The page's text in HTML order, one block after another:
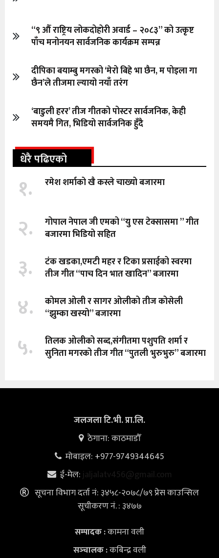
“९ औँ राष्ट्रिय लोकदोहोरी अवार्ड – २०८३” को उत्कृष्ट
पाँच मनोनयन सार्वजनिक कार्यक्रम सम्पन्न
दीपिका बयाम्बु मगरको ‘मेरो बिहे भा छैन, म पोइला गा
छैन’ले तीजमा ल्यायो नयाँ तरंग
‘बाडुली हरर’ तीज गीतको पोस्टर सार्वजनिक, केही
समयमै गित, भिडियो सार्वजनिक हुँदै
धेरै पढिएको
१. रमेश शर्माको खै कस्ले चाख्यो बजारमा
२.
गोपाल नेपाल जी एमको “यु एस टेक्सासमा ” गीत
बजारमा भिडियो सहित
३.
टंक खडका,एमटी महर र टिका प्रसाईको स्वरमा
तीज गीत “पाच दिन भात खादिन” बजारमा
४.
कोमल ओली र सागर ओलीको तीज कोसेली
“झुम्का खस्यो” बजारमा
५.
तिलक ओलीको सब्द,संगीतमा पशुपति शर्मा र
सुनिता मगरको तीज गीत “पुतली भुरुभुरु” बजारमा
जलजला टि.भी. प्रा.लि.
ठेगाना: काठमाडौँ
मोबाइल: +977-9749344645
ई-मेल: jaljalatv456@gmail.com
सूचना विभाग दर्ता नं: ३४५८-२०७८/७९ प्रेस काउन्सिल
सूचीकरण नं. : ३४७७
सम्पादक :कामना वली
सञ्‍चालक :कबिन्द्र वली